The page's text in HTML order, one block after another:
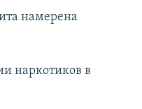
намерена
наркотиков в